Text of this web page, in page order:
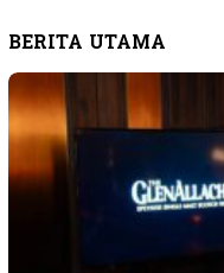
BERITA UTAMA